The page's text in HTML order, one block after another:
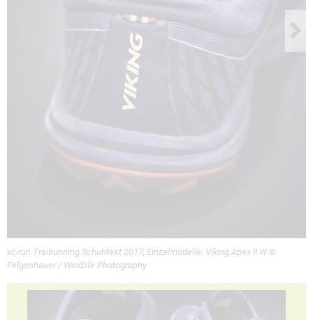
xc-run Trailrunning Schuhtest 2017, Einzelmodelle: Viking Apex II W ©
Felgenhauer / Woidlife Photography